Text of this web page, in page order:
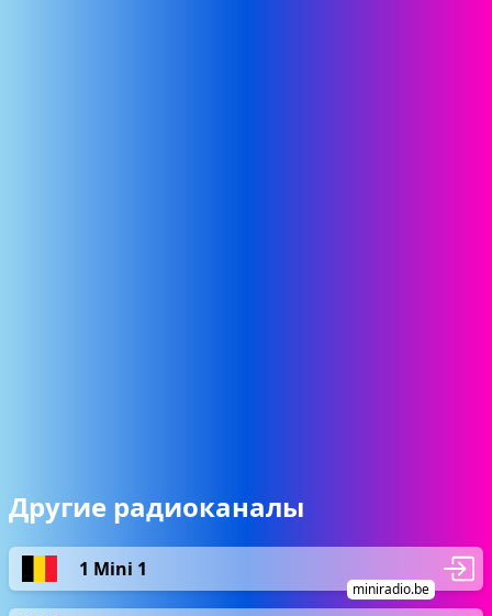
Другие радиоканалы
1 Mini 1
miniradio.be